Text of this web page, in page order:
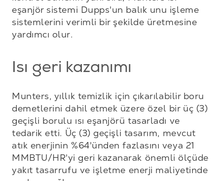
eşanjör sistemi Dupps'un balık unu işleme
sistemlerini verimli bir şekilde üretmesine
yardımcı olur.
Isı geri kazanımı
Munters, yıllık temizlik için çıkarılabilir boru
demetlerini dahil etmek üzere özel bir üç (3)
geçişli borulu ısı eşanjörü tasarladı ve
tedarik etti. Üç (3) geçişli tasarım, mevcut
atık enerjinin %64'ünden fazlasını veya 21
MMBTU/HR'yi geri kazanarak önemli ölçüde
yakıt tasarrufu ve işletme enerji maliyetinde